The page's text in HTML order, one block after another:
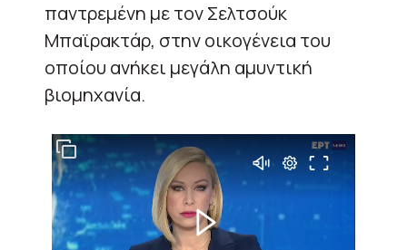
παντρεμένη με τον Σελτσούκ
Μπαϊρακτάρ, στην οικογένεια του
οποίου ανήκει μεγάλη αμυντική
βιομηχανία.